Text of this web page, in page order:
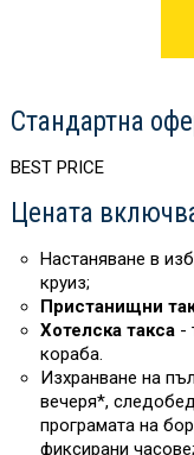
Стандартна
BEST PRICE
Цената
Настаняване в
круиз;
Пристанищни
Хотелска такса -
кораба.
Изхранване на
вечеря*,
програмата на
фиксирани часове;